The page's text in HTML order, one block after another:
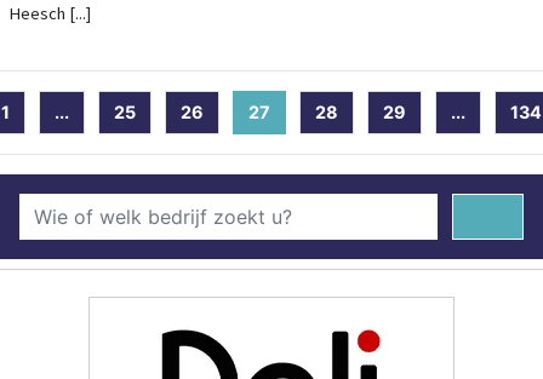
Heesch [...]
1 ... 25 26 27 (current)
28 29 ... 134